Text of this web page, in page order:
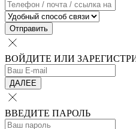
Отправить
ВОЙДИТЕ ИЛИ
ДАЛЕЕ
ВВЕДИТЕ ПАРОЛЬ